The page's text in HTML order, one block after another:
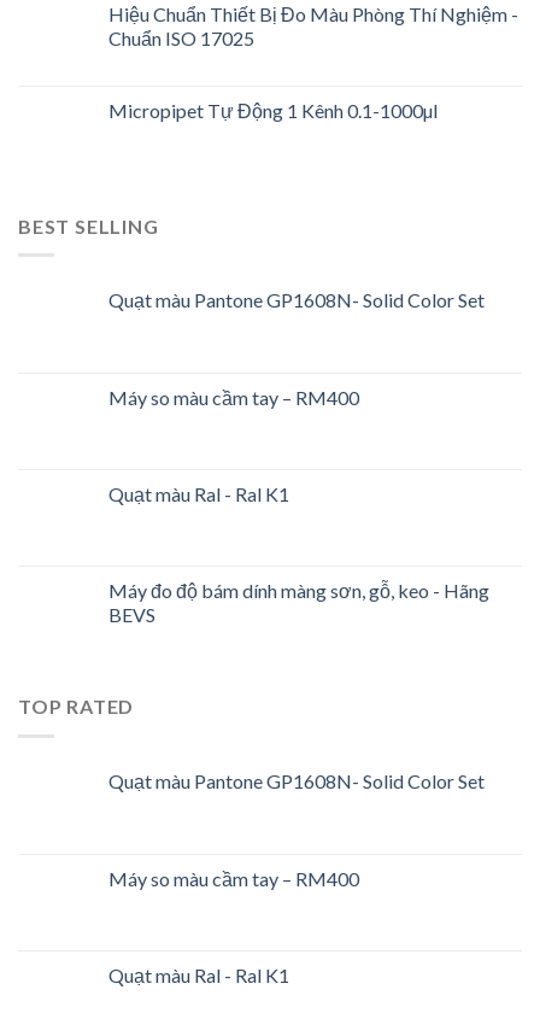
Hiệu Chuẩn Thiết Bị Đo Màu Phòng Thí Nghiệm -
Chuẩn ISO 17025
Micropipet Tự Động 1 Kênh 0.1-1000µl
BEST SELLING
Quạt màu Pantone GP1608N- Solid Color Set
Máy so màu cầm tay – RM400
Quạt màu Ral - Ral K1
Máy đo độ bám dính màng sơn, gỗ, keo - Hãng
BEVS
TOP RATED
Quạt màu Pantone GP1608N- Solid Color Set
Máy so màu cầm tay – RM400
Quạt màu Ral - Ral K1